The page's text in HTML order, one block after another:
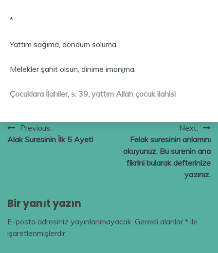
*
Yattım sağıma, döndüm soluma,
Melekler şahit olsun, dinime imanıma.
Çocuklara İlahiler, s. 39, yattım Allah çocuk ilahisi
Yazı
gezinmesi
Previous:
Alak Suresinin İlk 5 Ayeti
Next:
Felak suresinin anlamını
okuyunuz. Bu surenin ana
fikrini bularak defterinize
yazınız.
Bir yanıt yazın
E-posta adresiniz yayınlanmayacak. Gerekli alanlar* ile
işaretlenmişlerdir